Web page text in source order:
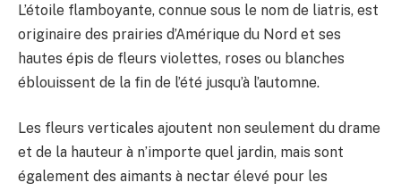
L’étoile flamboyante, connue sous le nom de liatris, est
originaire des prairies d’Amérique du Nord et ses
hautes épis de fleurs violettes, roses ou blanches
éblouissent de la fin de l’été jusqu’à l’automne.
Les fleurs verticales ajoutent non seulement du drame
et de la hauteur à n’importe quel jardin, mais sont
également des aimants à nectar élevé pour les